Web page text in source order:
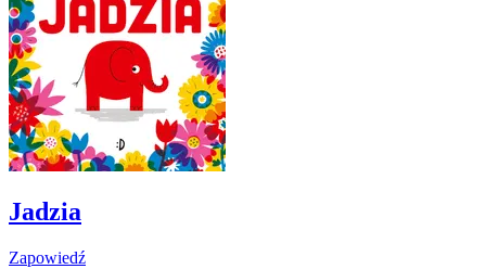
Jadzia
Zapowiedź